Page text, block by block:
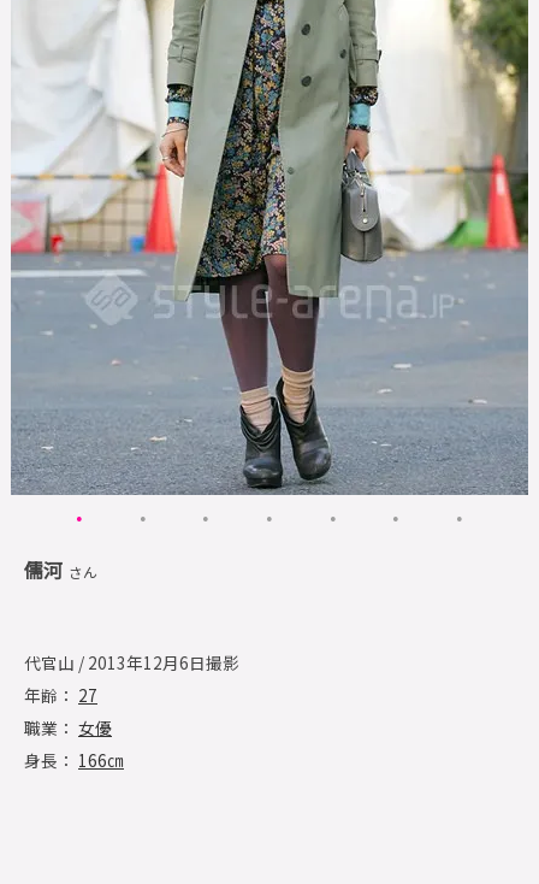
儒河 さん
代官山 / 2013年12月6日撮影
年齢： 27
職業： 女優
身長： 166㎝